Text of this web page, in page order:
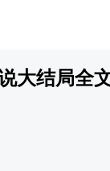
大结局全